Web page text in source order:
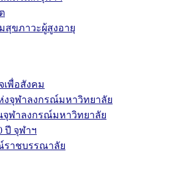
สุขภาวะผู้สูงอายุ
พื่อสังคม
งจุฬาลงกรณ์มหาวิทยาลัย
จุฬาลงกรณ์มหาวิทยาลัย
ปี จุฬาฯ
ราชบรรณาลัย